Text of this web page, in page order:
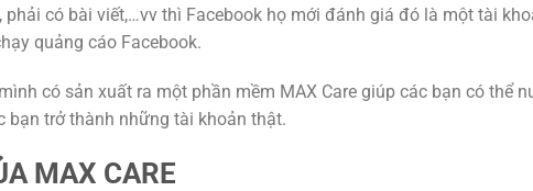
có bài viết,…vv thì Facebook họ mới đánh giá đó là một tài
quảng cáo Facebook.
có sản xuất ra một phần mềm MAX Care giúp các bạn có thể
bạn trở thành những tài khoản thật.
MAX CARE